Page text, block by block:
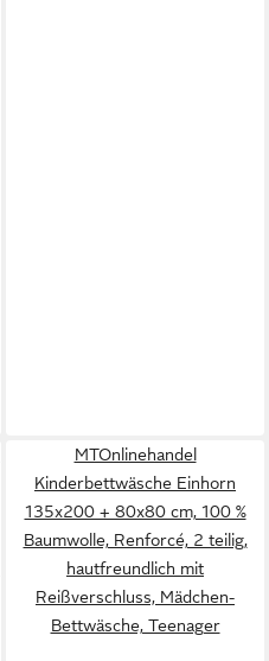
MTOnlinehandel
Kinderbettwäsche Einhorn
135x200 + 80x80 cm, 100 %
Baumwolle, Renforcé, 2 teilig,
hautfreundlich mit
Reißverschluss, Mädchen-
Bettwäsche, Teenager